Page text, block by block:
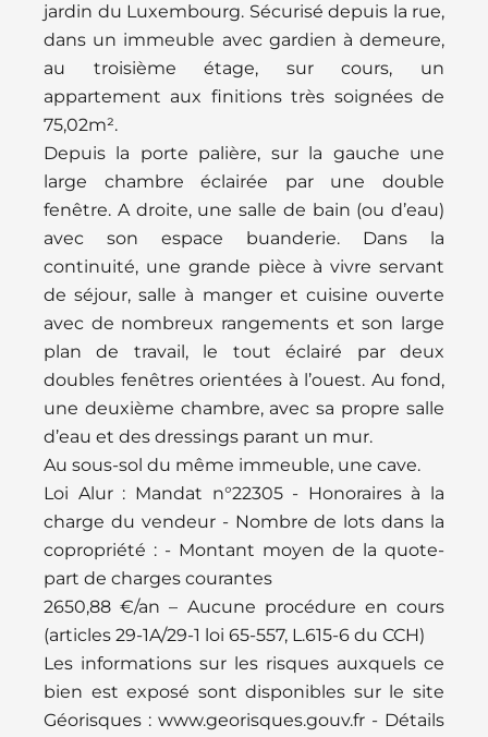
jardin du Luxembourg. Sécurisé depuis la rue,
dans un immeuble avec gardien à demeure,
au troisième étage, sur cours, un
appartement aux finitions très soignées de
75,02m².
Depuis la porte palière, sur la gauche une
large chambre éclairée par une double
fenêtre. A droite, une salle de bain (ou d’eau)
avec son espace buanderie. Dans la
continuité, une grande pièce à vivre servant
de séjour, salle à manger et cuisine ouverte
avec de nombreux rangements et son large
plan de travail, le tout éclairé par deux
doubles fenêtres orientées à l’ouest. Au fond,
une deuxième chambre, avec sa propre salle
d’eau et des dressings parant un mur.
Au sous-sol du même immeuble, une cave.
Loi Alur : Mandat n°22305 - Honoraires à la
charge du vendeur - Nombre de lots dans la
copropriété : - Montant moyen de la quote-
part de charges courantes
2650,88 €/an – Aucune procédure en cours
(articles 29-1A/29-1 loi 65-557, L.615-6 du CCH)
Les informations sur les risques auxquels ce
bien est exposé sont disponibles sur le site
Géorisques : www.georisques.gouv.fr - Détails